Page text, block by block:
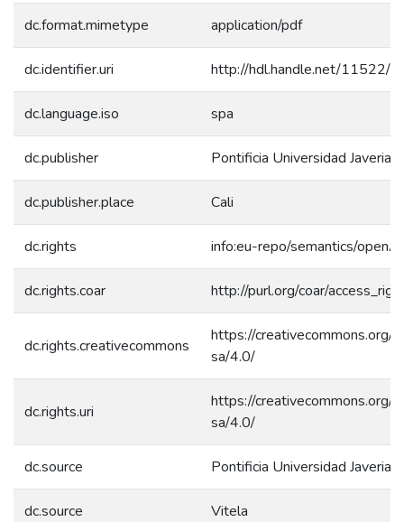
dc.format.mimetype application/pdf
dc.identifier.uri http://hdl.handle.net/11522/
dc.language.iso spa
dc.publisher Pontificia Universidad
dc.publisher.place Cali
dc.rights info:eu-repo/semantics/
dc.rights.coar http://purl.org/coar/
dc.rights.creativecommons
https://creativecommons.org/
sa/4.0/
dc.rights.uri
https://creativecommons.org/
sa/4.0/
dc.source Pontificia Universidad
dc.source Vitela